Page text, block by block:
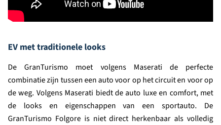
EV met traditionele looks
De GranTurismo moet volgens Maserati de perfecte
combinatie zijn tussen een auto voor op het circuit en voor op
de weg. Volgens Maserati biedt de auto luxe en comfort, met
de looks en eigenschappen van een sportauto. De
GranTurismo Folgore is niet direct herkenbaar als volledig